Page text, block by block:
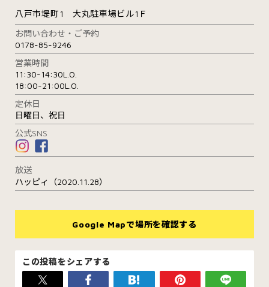
八戸市堤町1 大丸駐車場ビル1Ｆ
お問い合わせ・ご予約
0178-85-9246
営業時間
11:30-14:30L.O.
18:00-21:00L.O.
定休日
日曜日、祝日
公式SNS
放送
ハッピィ（2020.11.28）
Google Mapで場所を確認する
この投稿をシェアする